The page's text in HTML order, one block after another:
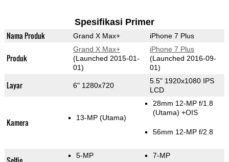
Spesifikasi Primer
Nama Produk Grand X Max+ iPhone 7 Plus
Produk
Grand X Max+
(Launched 2015-01-
01)
iPhone 7 Plus
(Launched 2016-09-
01)
Layar 6" 1280x720
5.5" 1920x1080 IPS
LCD
Kamera 13-MP (Utama)
28mm 12-MP f/1.8
(Utama) +OIS
56mm 12-MP f/2.8
5-MP 7-MP